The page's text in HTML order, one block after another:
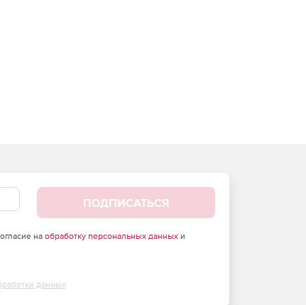
ПОДПИСАТЬСЯ
на обработку персональных данныхи
данных